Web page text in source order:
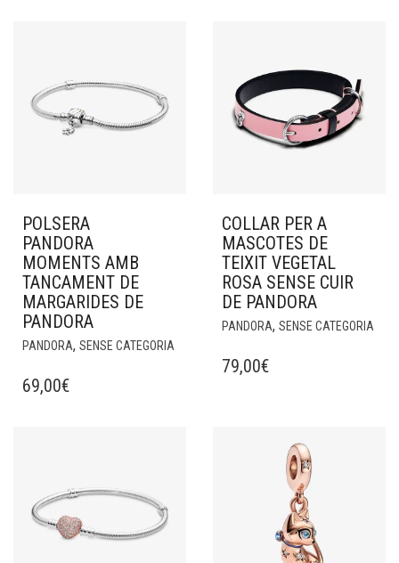
POLSERA
PANDORA
MOMENTS AMB
TANCAMENT DE
MARGARIDES DE
PANDORA
PANDORA, SENSE CATEGORIA
69,00€
COLLAR PER A
MASCOTES DE
TEIXIT VEGETAL
ROSA SENSE CUIR
DE PANDORA
PANDORA, SENSE CATEGORIA
79,00€